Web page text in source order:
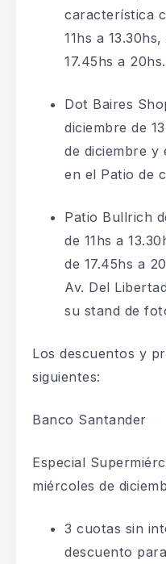
característica
11hs a
17.45hs a 20hs.
Dot Baires
diciembre de
de diciembre y
en el Patio de
Patio Bullrich
de 11hs a
de 17.45hs a
Av. Del
su stand de
Los descuentos y
siguientes:
Banco Santander
Especial
miércoles de
3 cuotas sin
descuento